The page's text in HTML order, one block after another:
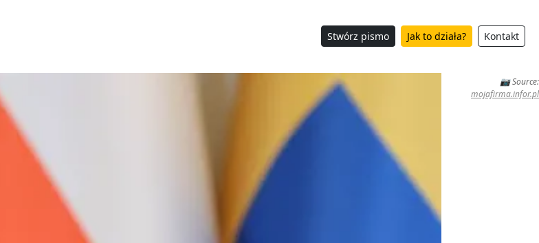
Stwórz pismo Jak to działa? Kontakt
📷 Source:
mojafirma.infor.pl